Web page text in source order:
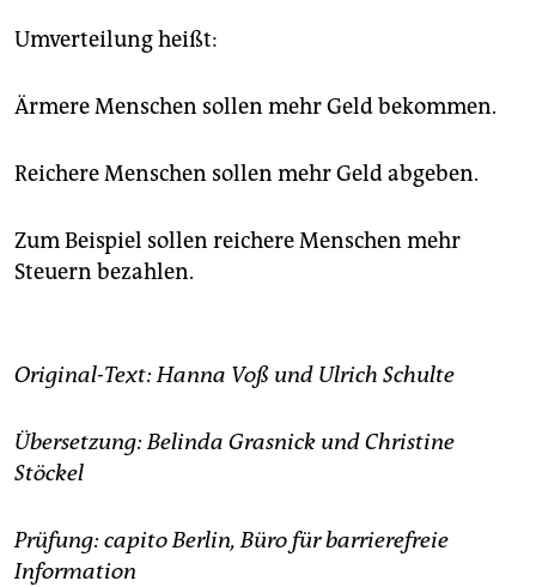
Umverteilung heißt:
Ärmere Menschen sollen mehr Geld bekommen.
Reichere Menschen sollen mehr Geld abgeben.
Zum Beispiel sollen reichere Menschen mehr
Steuern bezahlen.
Original-Text: Hanna Voß und Ulrich Schulte
Übersetzung: Belinda Grasnick und Christine
Stöckel
Prüfung: capito Berlin, Büro für barrierefreie
Information